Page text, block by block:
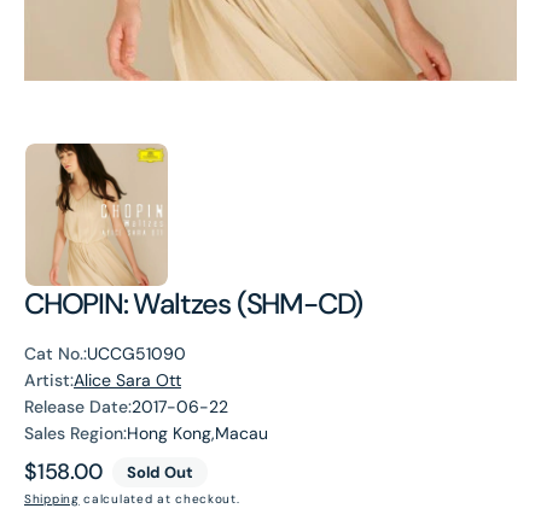
CHOPIN: Waltzes (SHM-CD)
Cat No.:UCCG51090
Artist:Alice Sara Ott
Release Date:2017-06-22
Sales Region:Hong Kong,Macau
Regular
price
$158.00 Sold Out
Shipping calculated at checkout.